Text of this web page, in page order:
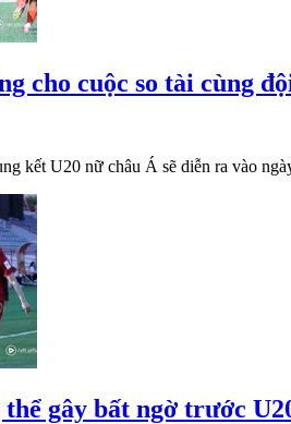
cho cuộc so tài cùng
kết U20 nữ châu Á sẽ diễn ra vào
gây bất ngờ trước